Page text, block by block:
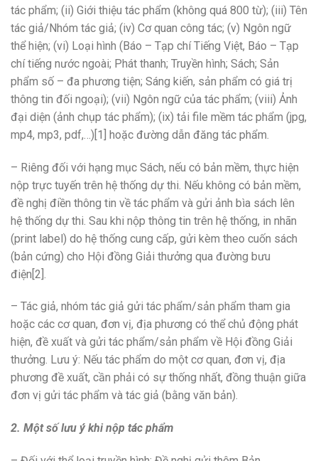
tác phẩm; (ii) Giới thiệu tác phẩm (không quá 800 từ); (iii) Tên
tác giả/Nhóm tác giả; (iv) Cơ quan công tác; (v) Ngôn ngữ
thể hiện; (vi) Loại hình (Báo – Tạp chí Tiếng Việt, Báo – Tạp
chí tiếng nước ngoài; Phát thanh; Truyền hình; Sách; Sản
phẩm số – đa phương tiện; Sáng kiến, sản phẩm có giá trị
thông tin đối ngoại); (vii) Ngôn ngữ của tác phẩm; (viii) Ảnh
đại diện (ảnh chụp tác phẩm); (ix) tải file mềm tác phẩm (jpg,
mp4, mp3, pdf,…)[1] hoặc đường dẫn đăng tác phẩm.
– Riêng đối với hạng mục Sách, nếu có bản mềm, thực hiện
nộp trực tuyến trên hệ thống dự thi. Nếu không có bản mềm,
đề nghị điền thông tin về tác phẩm và gửi ảnh bìa sách lên
hệ thống dự thi. Sau khi nộp thông tin trên hệ thống, in nhãn
(print label) do hệ thống cung cấp, gửi kèm theo cuốn sách
(bản cứng) cho Hội đồng Giải thưởng qua đường bưu
điện[2].
– Tác giả, nhóm tác giả gửi tác phẩm/sản phẩm tham gia
hoặc các cơ quan, đơn vị, địa phương có thể chủ động phát
hiện, đề xuất và gửi tác phẩm/sản phẩm về Hội đồng Giải
thưởng. Lưu ý: Nếu tác phẩm do một cơ quan, đơn vị, địa
phương đề xuất, cần phải có sự thống nhất, đồng thuận giữa
đơn vị gửi tác phẩm và tác giả (bằng văn bản).
2. Một số lưu ý khi nộp tác phẩm